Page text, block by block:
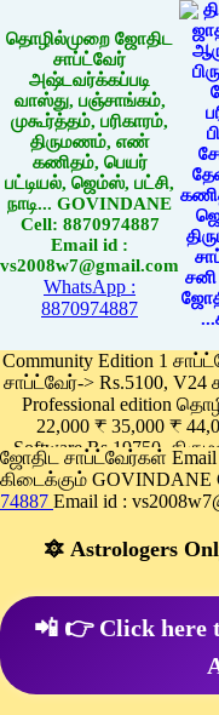
தொழில்முறை ஜோதிட
சாப்ட்வேர்
அஷ்டவர்க்கப்படி
வாஸ்து, பஞ்சாங்கம்,
முகூர்த்தம், பரிகாரம்,
திருமணம், எண்
கணிதம், பெயர்
பட்டியல், ஜெம்ஸ், பட்சி,
நாடி... GOVINDANE
Cell: 8870974887
Email id :
vs2008w7@gmail.com
WhatsApp :
8870974887
Community Edition 1
சாப்ட்வேர்-> Rs.5100, V24
Professional edition
22,000 ₹ 35,000 ₹
Software Rs.19750,
ஜோதிட சாப்ட்வேர்கள் Email
கிடைக்கும் GOVINDANE
74887 Email id :
🔯 Astrologers
📲 👉 Click here